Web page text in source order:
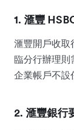
1. 滙豐
滙豐開戶收取
臨分行辦理則
企業帳戶不設
2. 滙豐銀行